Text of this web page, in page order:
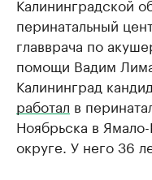
перинатальный
главврача по
помощи Вадим
Калининград
работал в
Ноябрьска в
округе. У него 36